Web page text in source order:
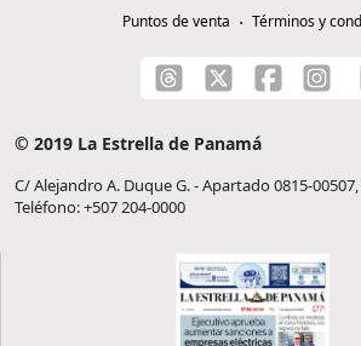
Puntos de venta
Términos y
© 2019 La Estrella de Panamá
C/ Alejandro A. Duque G. - Apartado 0815-
Teléfono: +507 204-0000